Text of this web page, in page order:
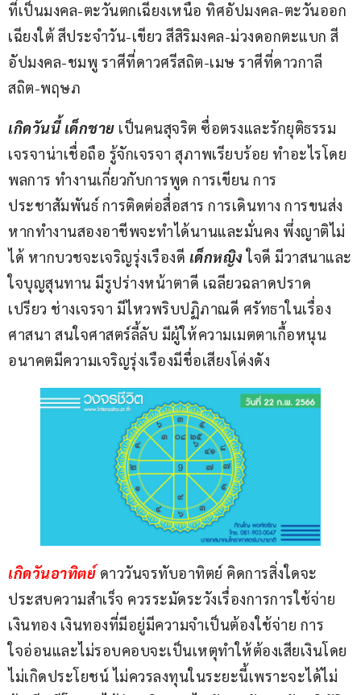
ที่เป็นมงคล-ตะวันตกเฉียงเหนือ ทิศอัปมงคล-ตะวันออก
เฉียงใต้ สีประจำวัน-เขียว สีสิริมงคล-ม่วงดอกตะแบก สี
อัปมงคล-ชมพู ราศีที่ดาวศรีสถิต-เมษ ราศีที่ดาวกาลี
สถิต-พฤษภ
เกิดวันนี้ เด็กชาย เป็นคนสุจริต ซื่อตรงและรักยุติธรรม
เจรจาน่าเชื่อถือ รู้จักเจรจา สุภาพเรียบร้อย ทำอะไรโดย
พลการ ทำงานเกี่ยวกับการพูด การเขียน การ
ประชาสัมพันธ์ การติดต่อสื่อสาร การเดินทาง การขนส่ง
หากทำงานสองอาชีพจะทำได้นานและมั่นคง พึ่งญาติไม่
ได้ หากบวชจะเจริญรุ่งเรืองดี เด็กหญิง ใจดี มีวาสนาและ
ใจบุญสุนทาน มีรูปร่างหน้าตาดี เฉลียวฉลาดปราด
เปรียว ช่างเจรจา มีไหวพริบปฏิภาณดี ศรัทธาในเรื่อง
ศาสนา สนใจศาสตร์ลี้ลับ มีผู้ให้ความเมตตาเกื้อหนุน
อนาคตมีความเจริญรุ่งเรืองมีชื่อเสียงโด่งดัง
เกิดวันอาทิตย์ ดาววันจรทับอาทิตย์ คิดการสิ่งใดจะ
ประสบความสำเร็จ ควรระมัดระวังเรื่องการการใช้จ่าย
เงินทอง เงินทองที่มีอยู่มีความจำเป็นต้องใช้จ่าย การ
ใจอ่อนและไม่รอบคอบจะเป็นเหตุทำให้ต้องเสียเงินโดย
ไม่เกิดประโยชน์ ไม่ควรลงทุนในระยะนี้เพราะจะได้ไม่